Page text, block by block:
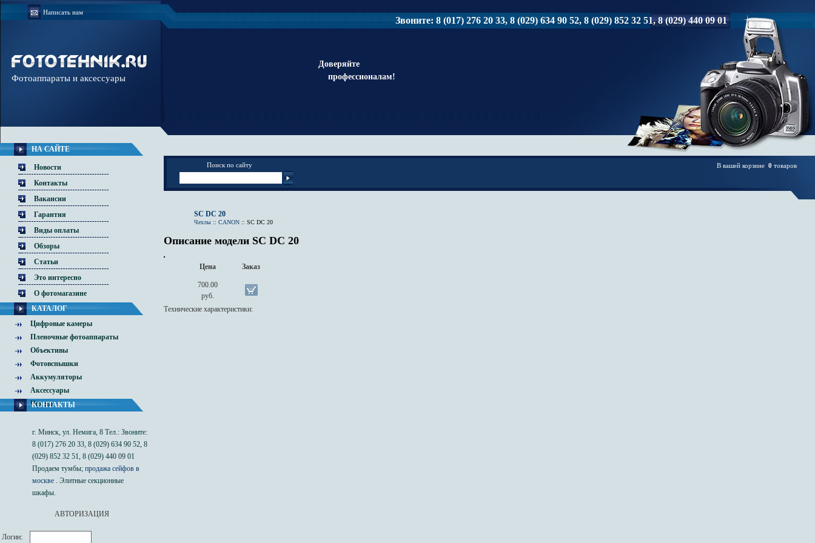
Написать нам
Звоните: 8 (017) 276 20 33, 8 (029) 634 90 52, 8 (029) 852 32 51, 8 (029) 440 09 01
Доверяйте
профессионалам!
Фотоаппараты и аксессуары
НА САЙТЕ
Новости
Контакты
Вакансии
Гарантия
Виды оплаты
Обзоры
Статьи
Это интересно
О фотомагазине
КАТАЛОГ
Цифровые камеры
Пленочные фотоаппараты
Объективы
Фотовспышки
Аккумуляторы
Аксессуары
Чехлы
КОНТАКТЫ
г. Минск, ул. Немига, 8 Тел.: Звоните:
8 (017) 276 20 33, 8 (029) 634 90 52, 8
(029) 852 32 51, 8 (029) 440 09 01
Продаем тумбы; продажа сейфов в
москве . Элитные секционные
шкафы.
АВТОРИЗАЦИЯ
Логин:
В вашей корзине 0 товаров
Поиск по сайту
SC DC 20
Чехлы :: CANON :: SC DC 20
Описание модели SC DC 20
Цена Заказ
700.00
руб.
Технические характеристики: